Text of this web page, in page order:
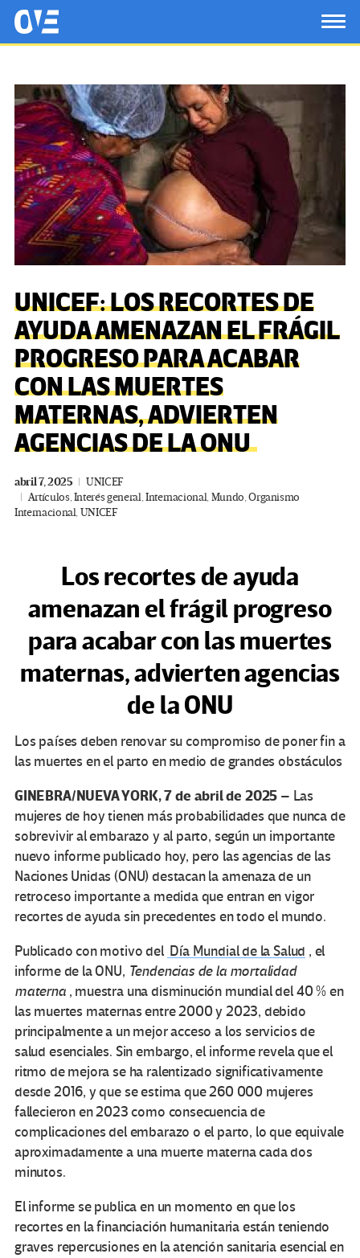
Saltar al contenido principal
OtrasVocesenEducacion.org
UNICEF: LOS RECORTES DE
AYUDA AMENAZAN EL FRÁGIL
PROGRESO PARA ACABAR
CON LAS MUERTES
MATERNAS, ADVIERTEN
AGENCIAS DE LA ONU
abril 7, 2025
UNICEF
Artículos,Interés general,Internacional,Mundo,Organismo
Internacional,UNICEF
Los recortes de ayuda
amenazan el frágil progreso
para acabar con las muertes
maternas, advierten agencias
de la ONU
Los países deben renovar su compromiso de poner fin a
las muertes en el parto en medio de grandes obstáculos
GINEBRA/NUEVA YORK,7 de abril de 2025 – Las
mujeres de hoy tienen más probabilidades que nunca de
sobrevivir al embarazo y al parto, según un importante
nuevo informe publicado hoy, pero las agencias de las
Naciones Unidas (ONU) destacan la amenaza de un
retroceso importante a medida que entran en vigor
recortes de ayuda sin precedentes en todo el mundo.
Publicado con motivo del Día Mundial de la Salud , el
informe de la ONU, Tendencias de la mortalidad
materna, muestra una disminución mundial del 40 % en
las muertes maternas entre 2000 y 2023, debido
principalmente a un mejor acceso a los servicios de
salud esenciales. Sin embargo, el informe revela que el
ritmo de mejora se ha ralentizado significativamente
desde 2016, y que se estima que 260 000 mujeres
fallecieron en 2023 como consecuencia de
complicaciones del embarazo o el parto, lo que equivale
aproximadamente a una muerte materna cada dos
minutos.
El informe se publica en un momento en que los
recortes en la financiación humanitaria están teniendo
graves repercusiones en la atención sanitaria esencial en